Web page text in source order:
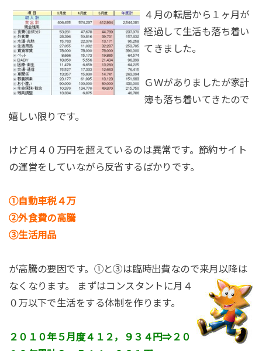
４月の転居から１ヶ月が
経過して生活も落ち着い
てきました。
ＧＷがありましたが家計
簿も落ち着いてきたので
嬉しい限りです。
けど月４０万円を超えているのは異常です。節約サイト
の運営をしていながら反省するばかりです。
①自動車税４万
②外食費の高騰
③生活用品
が高騰の要因です。①と③は臨時出費なので来月以降は
なくなります。
まずはコンスタントに月４
０万以下で生活をする体制を作ります。
２０１０年５月度４１２，９３４円⇒２０